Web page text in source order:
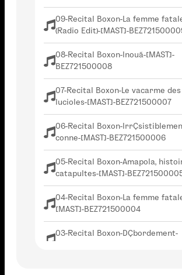
09-Recital Boxon-La femme
(Radio Edit)-[MAST]-
08-Recital Boxon-Inouã-[MAST]-
BEZ721500008
07-Recital Boxon-Le vacarme des
lucioles-[MAST]-BEZ721500007
06-Recital Boxon-
conne-[MAST]-BEZ721500006
05-Recital Boxon-Amapola,
catapultes-[MAST]-
04-Recital Boxon-La femme
[MAST]-BEZ721500004
03-Recital Boxon-DÇbordement-